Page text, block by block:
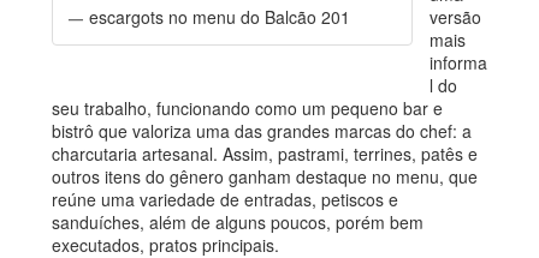
escargots no menu do Balcão 201
versão
mais
informa
l do
seu trabalho, funcionando como um pequeno bar e
bistrô que valoriza uma das grandes marcas do chef: a
charcutaria artesanal. Assim, pastrami, terrines, patês e
outros itens do gênero ganham destaque no menu, que
reúne uma variedade de entradas, petiscos e
sanduíches, além de alguns poucos, porém bem
executados, pratos principais.